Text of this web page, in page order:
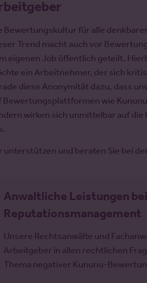
Bewertungskultur für alle
Trend macht auch vor
eigenen Job öffentlich geteilt.
ein Arbeitnehmer, der sich
diese Anonymität dazu, dass
Bewertungsplattformen wie
wirken sich unmittelbar auf
unterstützen und beraten Sie bei
Anwaltliche Leistungen
Reputationsmanagement
Unsere Rechtsanwälte und
Arbeitgeber in allen rechtlichen
Thema negativer Kununu-